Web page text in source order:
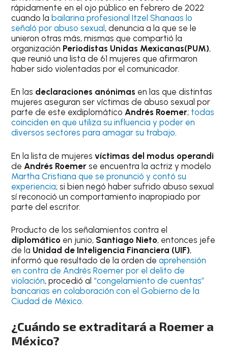
rápidamente en el ojo público en febrero de 2022
cuando labailarina profesional Itzel Shanaas lo
señaló por abuso sexual, denuncia a la que se le
unieron otras más, mismas que compartió la
organización Periodistas Unidas Mexicanas(PUM),
que reunió una lista de 61 mujeres que afirmaron
haber sido violentadas por el comunicador.
En las declaraciones anónimas en las que distintas
mujeres aseguran ser víctimas de abuso sexual por
parte de este exdiplomáticoAndrés Roemer; todas
coinciden en que utiliza su influencia y poder en
diversos sectores para amagar su trabajo.
En la lista de mujeresvíctimas del modus operandi
de Andrés Roemerse encuentra la actriz y modelo
Martha Cristiana que se pronunció y contó su
experiencia; si bien negó haber sufrido abuso sexual
sí reconoció un comportamiento inapropiado por
parte del escritor.
Producto de los señalamientos contra el
diplomático en junio, Santiago Nieto, entonces jefe
de la Unidad de Inteligencia Financiera (UIF),
informó que resultado de la orden deaprehensión
en contra de Andrés Roemer por el delito de
violación, procedió al “congelamiento de cuentas”
bancarias en colaboración con el Gobierno de la
Ciudad de México.
¿Cuándo se extraditará a Roemer a
México?